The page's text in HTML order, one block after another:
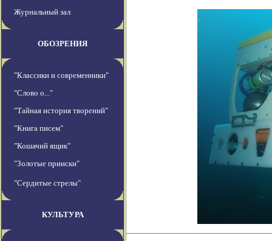
Журнальный зал
ОБОЗРЕНИЯ
"Классики и современники"
"Слово о..."
"Тайная история творений"
"Книга писем"
"Кошачий ящик"
"Золотые прииски"
"Сердитые стрелы"
КУЛЬТУРА